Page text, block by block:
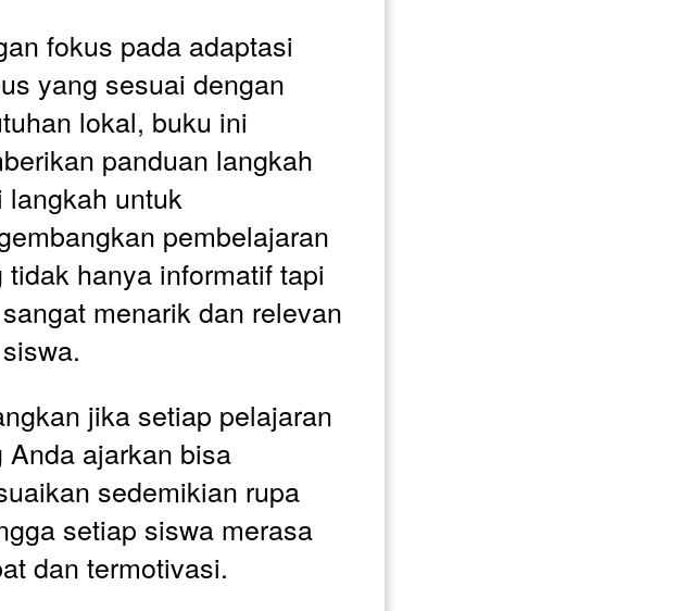
fokus pada adaptasi
yang sesuai dengan
lokal, buku ini
panduan langkah
langkah untuk
pembelajaran
tidak hanya informatif tapi
menarik dan relevan
jika setiap pelajaran
Anda ajarkan bisa
sedemikian rupa
setiap siswa merasa
dan termotivasi.